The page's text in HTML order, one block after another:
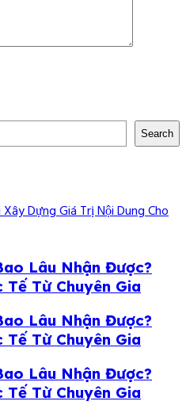
Search
Dựng Giá Trị Nội Dung Cho
Lâu Nhận Được?
Từ Chuyên Gia
Lâu Nhận Được?
Từ Chuyên Gia
Lâu Nhận Được?
Từ Chuyên Gia